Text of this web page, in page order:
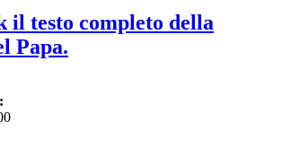
il testo completo della
Papa.